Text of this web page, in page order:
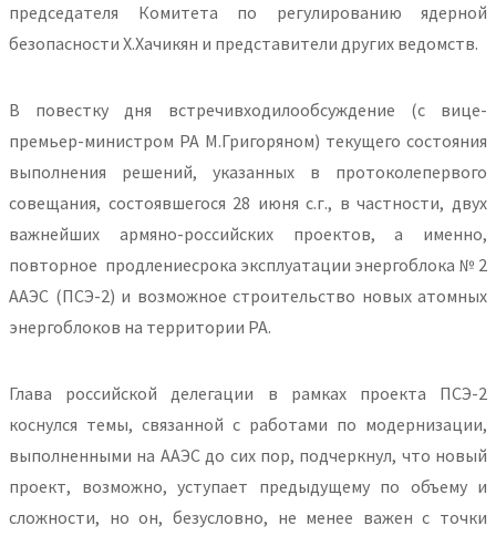
председателя Комитета по регулированию ядерной
безопасности Х.Хачикян и представители других ведомств.
В повестку дня встречивходилообсуждение (с вице-
премьер-министром РА М.Григоряном) текущего состояния
выполнения решений, указанных в протоколепервого
совещания, состоявшегося 28 июня с.г., в частности, двух
важнейших армяно-российских проектов, а именно,
повторное продлениесрока эксплуатации энергоблока № 2
ААЭС (ПСЭ-2) и возможное строительство новых атомных
энергоблоков на территории РА.
Глава российской делегации в рамках проекта ПСЭ-2
коснулся темы, связанной с работами по модернизации,
выполненными на ААЭС до сих пор, подчеркнул, что новый
проект, возможно, уступает предыдущему по объему и
сложности, но он, безусловно, не менее важен с точки